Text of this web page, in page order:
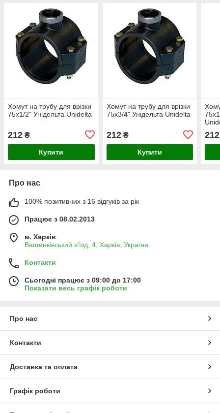
Хомут на трубу для врізки
75х1/2" Унідельта Unidelta
212 ₴
Купити
Хомут на трубу для врізки
75х3/4" Унідельта Unidelta
212₴
Купити
212
Про нас
100% позитивних з 16 відгуків за рік
Працює з 08.02.2013
м. Харків
Ващенківський в'їзд, 4, Харків, Україна
Контакти
Сьогодні працює з 09:00 до 17:00
Показати весь графік роботи
Про нас
Контакти
Доставка та оплата
Графік роботи